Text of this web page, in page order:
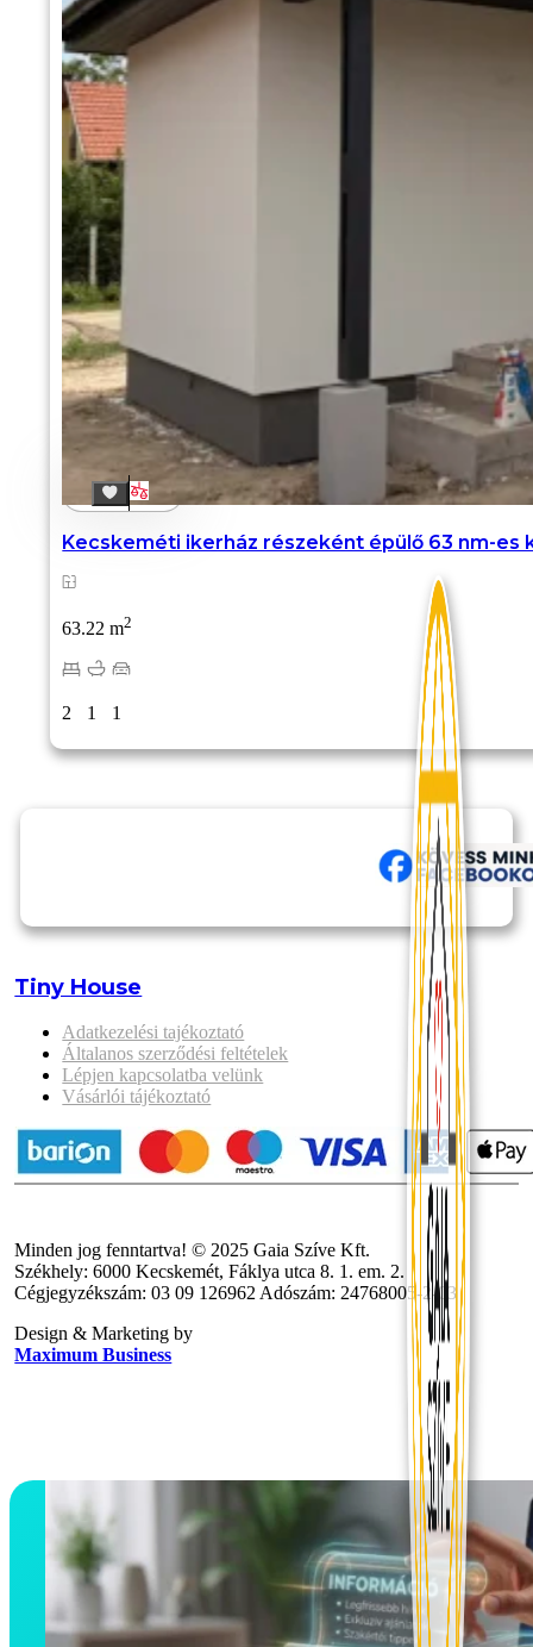
Kecskeméti ikerház részeként épülő 63 nm-es
63.22 m2
2 1 1
Tiny House
Adatkezelési tajékoztató
Általanos szerződési feltételek
Lépjen kapcsolatba velünk
Vásárlói tájékoztató
Minden jog fenntartva! © 2025 Gaia Szíve Kft.
Székhely: 6000 Kecskemét, Fáklya utca 8. 1. em. 2.
Cégjegyzékszám: 03 09 126962 Adószám: 24768005-2-03
Design & Marketing by
Maximum Business